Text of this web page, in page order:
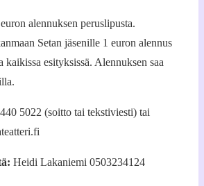
alennuksen peruslipusta.
Setan jäsenille 1 euron alennus
kaikissa esityksissä. Alennuksen saa
5022 (soitto tai tekstiviesti) tai
Heidi Lakaniemi 0503234124